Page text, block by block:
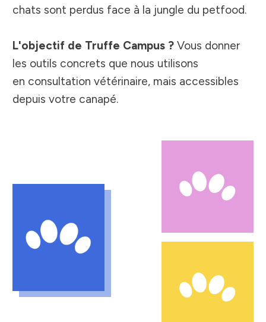
chats sont perdus face à la jungle du petfood.
L'objectif de Truffe Campus ? Vous donner
les outils concrets que nous utilisons
en consultation vétérinaire, mais accessibles
depuis votre canapé.